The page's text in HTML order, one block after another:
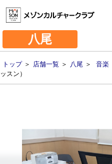
八尾
トップ＞ 店舗一覧 ＞ 八尾 ＞ 音楽
ッスン）